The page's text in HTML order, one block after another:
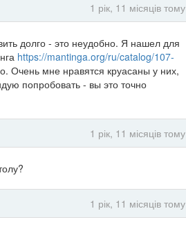
1 рік, 11 місяців тому
долго - это неудобно. Я нашел для
https://mantinga.org/ru/catalog/107-
Очень мне нравятся круасаны у них,
попробовать - вы это точно
1 рік, 11 місяців тому
1 рік, 11 місяців тому